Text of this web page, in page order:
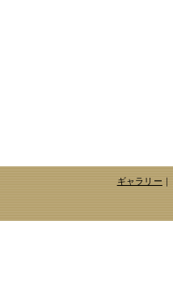
ギャラリー｜